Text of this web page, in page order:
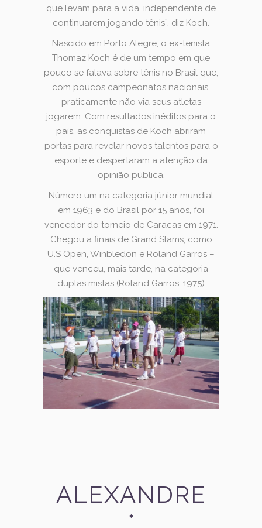
que levam para a vida, independente de
continuarem jogando tênis”, diz Koch.
Nascido em Porto Alegre, o ex-tenista
Thomaz Koch é de um tempo em que
pouco se falava sobre tênis no Brasil que,
com poucos campeonatos nacionais,
praticamente não via seus atletas
jogarem. Com resultados inéditos para o
país, as conquistas de Koch abriram
portas para revelar novos talentos para o
esporte e despertaram a atenção da
opinião pública.
Número um na categoria júnior mundial
em 1963 e do Brasil por 15 anos, foi
vencedor do torneio de Caracas em 1971.
Chegou a finais de Grand Slams, como
U.S Open, Winbledon e Roland Garros –
que venceu, mais tarde, na categoria
duplas mistas (Roland Garros, 1975)
ALEXANDRE